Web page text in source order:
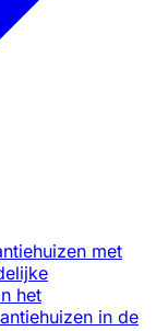
met
het
in de